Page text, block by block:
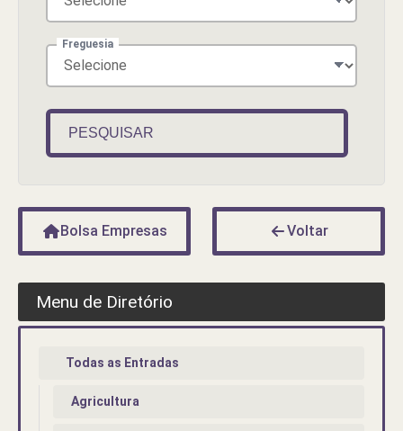
Freguesia
PESQUISAR
Bolsa Empresas Voltar
Menu de Diretório
Todas as Entradas
Agricultura